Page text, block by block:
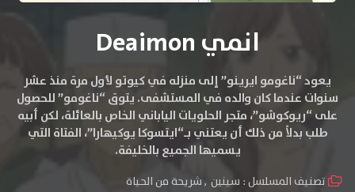
انمي Deaimon
يعود “ناغومو ايرينو” إلى منزله في كيوتو لأول مرة منذ عشر
سنوات عندما كان والده في المستشفى. يتوق “ناغومو” للحصول
على “ريوكوشو”، متجر الحلويات الياباني الخاص بالعائلة، لكن أبيه
طلب بدلاً من ذلك أن يعتني بـ“ايتسوكا يوكيهارا”، الفتاة التي
يسميها الجميع بالخليفة.
تصنيف المسلسل : سينين ,شريحة من الحياة